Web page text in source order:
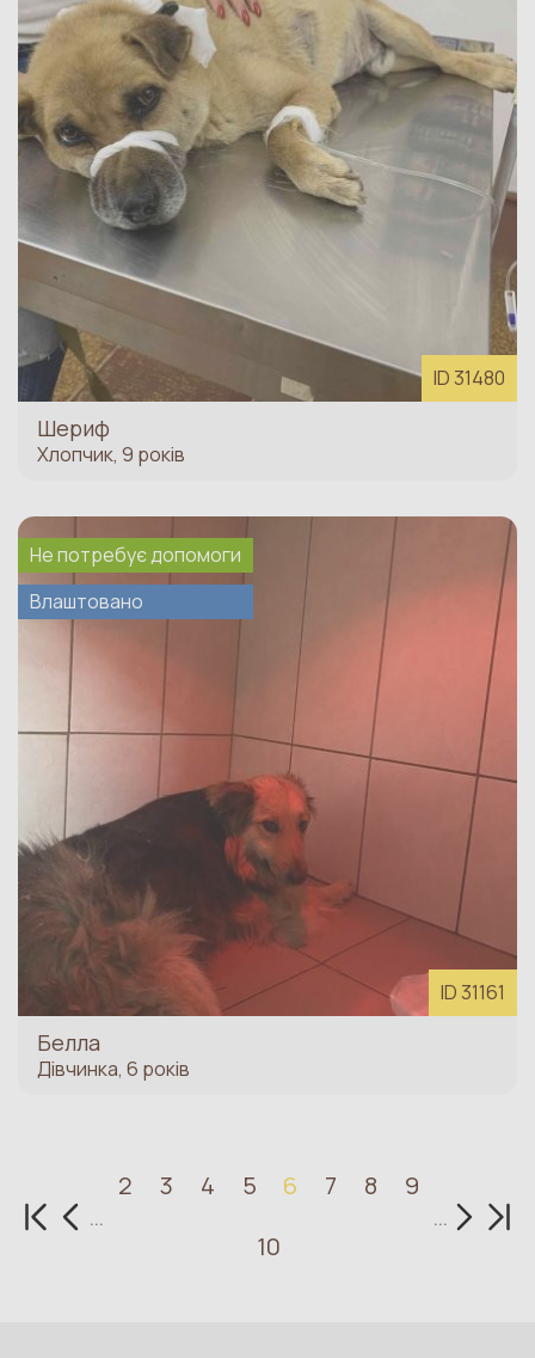
ID 31480
Шериф
Хлопчик, 9 років
ID 31161
Не потребує допомоги
Влаштовано
Белла
Дівчинка, 6 років
Перша сторінка
Попередня сторінка
…
2 3 4 5 6 7 8
9
10
…